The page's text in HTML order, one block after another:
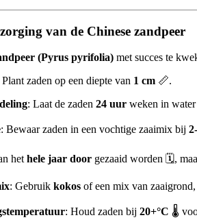
van de Chinese zandpeer
(Pyrus pyrifolia) met succes te
Plant zaden op een diepte van 1 cm 📏.
: Laat de zaden 24 uur weken in
: Bewaar zaden in een vochtige zaaimix bij
het hele jaar door gezaaid worden 🗓️,
: Gebruik kokos of een mix van
: Houd zaden bij 20+°C 🌡️